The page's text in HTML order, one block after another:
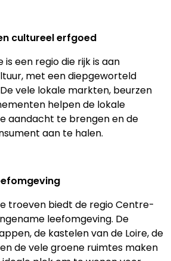
cultureel erfgoed
een regio die rijk is aan
met een diepgeworteld
vele lokale markten, beurzen
helpen de lokale
aandacht te brengen en de
aan te halen.
troeven biedt de regio Centre-
leefomgeving. De
de kastelen van de Loire, de
de vele groene ruimtes maken